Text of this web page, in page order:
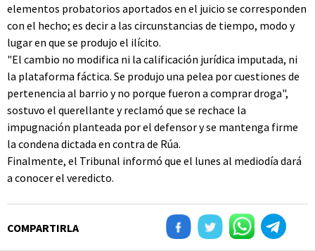
elementos probatorios aportados en el juicio se corresponden
con el hecho; es decir a las circunstancias de tiempo, modo y
lugar en que se produjo el ilícito.
"El cambio no modifica ni la calificación jurídica imputada, ni
la plataforma fáctica. Se produjo una pelea por cuestiones de
pertenencia al barrio y no porque fueron a comprar droga",
sostuvo el querellante y reclamó que se rechace la
impugnación planteada por el defensor y se mantenga firme
la condena dictada en contra de Rúa.
Finalmente, el Tribunal informó que el lunes al mediodía dará
a conocer el veredicto.
COMPARTIRLA